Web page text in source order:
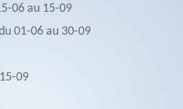
06 au 15-09
01-06 au 30-09
09